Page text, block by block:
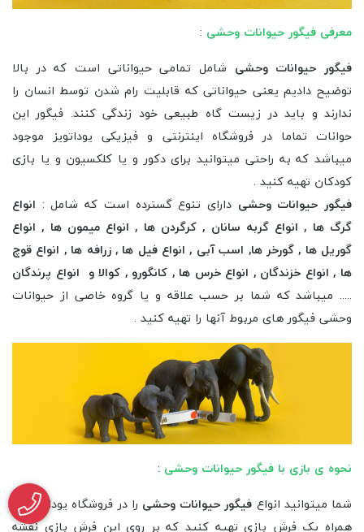
معرفی فیگور حیوانات وحشی:
فیگور حیوانات وحشی
شامل تمامی حیواناتی است که در بالا
توضیح دادیم یعنی حیواناتی که قابلیت رام شدن توسط انسان را
ندارند و باید در زیست گاه طبیعی خود زندگی کنند. فیگور این
حوانات تماما در فروشگاه اینترنتی و فیزیکی یوداتویز موجود
میباشد که به راحتی میتوانید برای دکور و یا کلکسیون و یا بازی
کودکان تهیه کنید .
فیگور حیوانات وحشی
دارای تنوع گسترده است که شامل : انواع
گرگ ها , انواع گربه سانان , کرگردن ها , انواع میمون ها , انواع
ها , انواع خزندگان , انواع خرس ها , کانگورو , کوالا و انواع پرندگان
..... میباشد که شما بر حسب علاقه و یا گروه خاصی از حیوانات
وحشی فیگور های مربوط آنها را تهیه کنید .